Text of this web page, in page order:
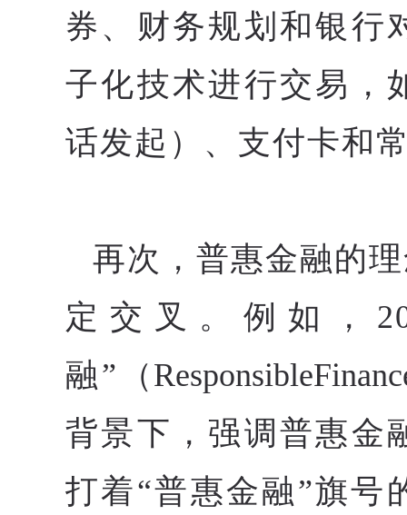
券、财务规划和银行
子化技术进行交易，
话发起）、支付卡和
再次，普惠金融的
定交叉。例如，
融” （
背景下，强调普惠金
打着“普惠金融”旗号